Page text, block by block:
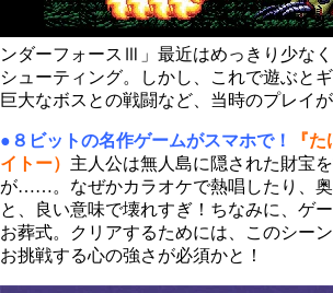
ンダーフォースⅢ」最近はめっきり少な
シューティング。しかし、これで遊ぶと
巨大なボスとの戦闘など、当時のプレイ
●８ビットの名作ゲームがスマホで！
『
イトー） 主人公は無人島に隠された財宝
が……。なぜかカラオケで熱唱したり、奥
と、良い意味で壊れすぎ！ちなみに、ゲ
お葬式。クリアするためには、このシー
お挑戦する心の強さが必須かと！